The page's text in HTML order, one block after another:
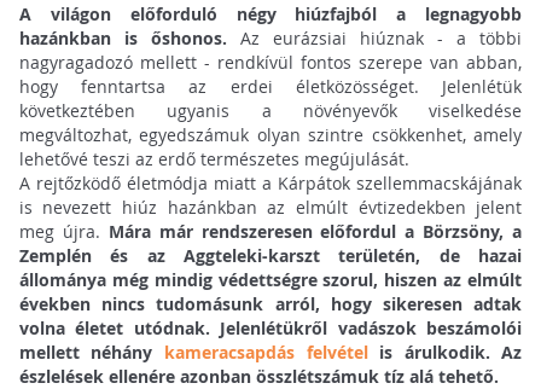
A világon előforduló négy hiúzfajból a legnagyobb
hazánkban is őshonos. Az eurázsiai hiúznak - a többi
nagyragadozó mellett - rendkívül fontos szerepe van abban,
hogy fenntartsa az erdei életközösséget. Jelenlétük
következtében ugyanis a növényevők viselkedése
megváltozhat, egyedszámuk olyan szintre csökkenhet, amely
lehetővé teszi az erdő természetes megújulását.
A rejtőzködő életmódja miatt a Kárpátok szellemmacskájának
is nevezett hiúz hazánkban az elmúlt évtizedekben jelent
meg újra. Mára már rendszeresen előfordul a Börzsöny, a
Zemplén és az Aggteleki-karszt területén, de hazai
állománya még mindig védettségre szorul, hiszen az elmúlt
években nincs tudomásunk arról, hogy sikeresen adtak
volna életet utódnak. Jelenlétükről vadászok beszámolói
mellett néhány kameracsapdás felvételis árulkodik. Az
észlelések ellenére azonban összlétszámuk tíz alá tehető.